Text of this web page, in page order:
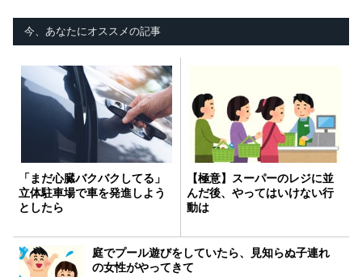
今、あなたにオススメの記事
「まだ心臓バクバクしてる」
立体駐車場で車を発進しよう
としたら
【極意】スーパーのレジに並
んだ後、やってはいけない行
動は
庭でプール遊びをしていたら、見知らぬ子連れ
の女性がやってきて